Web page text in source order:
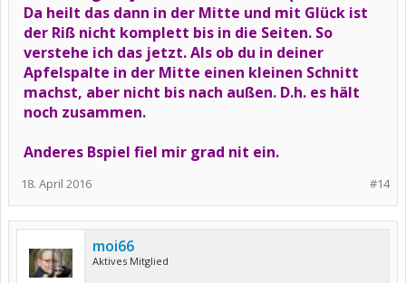
Da heilt das dann in der Mitte und mit Glück ist
der Riß nicht komplett bis in die Seiten. So
verstehe ich das jetzt. Als ob du in deiner
Apfelspalte in der Mitte einen kleinen Schnitt
machst, aber nicht bis nach außen. D.h. es hält
noch zusammen.
Anderes Bspiel fiel mir grad nit ein.
#14
18. April 2016
moi66
Aktives Mitglied